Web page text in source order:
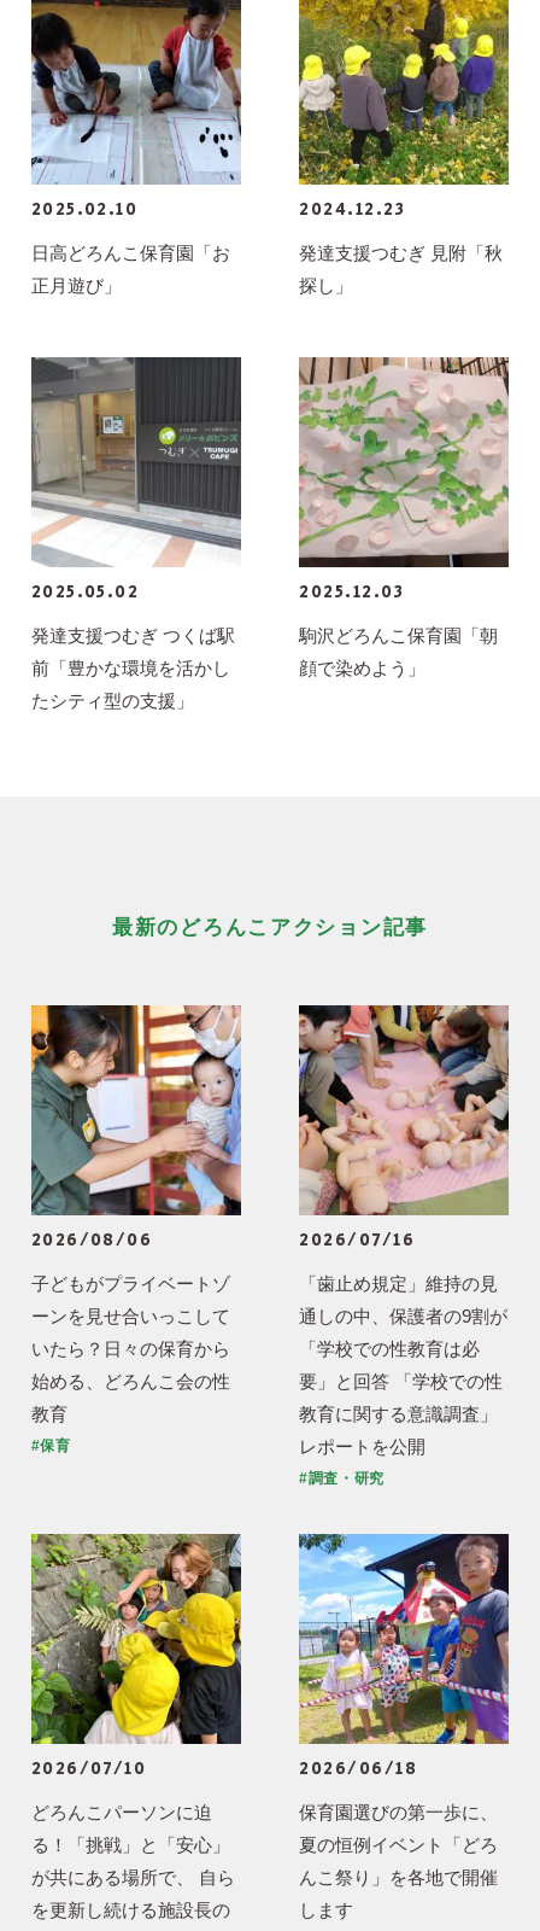
2025.02.10
日高どろんこ保育園「お
正月遊び」
2024.12.23
発達支援つむぎ 見附「秋
探し」
2025.05.02
発達支援つむぎ つくば駅
前「豊かな環境を活かし
たシティ型の支援」
2025.12.03
駒沢どろんこ保育園「朝
顔で染めよう」
最新のどろんこアクション記事
2026/08/06
子どもがプライベートゾ
ーンを見せ合いっこして
いたら？日々の保育から
始める、どろんこ会の性
教育
#保育
2026/07/16
「歯止め規定」維持の見
通しの中、保護者の9割が
「学校での性教育は必
要」と回答 「学校での性
教育に関する意識調査」
レポートを公開
#調査・研究
2026/07/10
どろんこパーソンに迫
る！「挑戦」と「安心」
が共にある場所で、 自ら
を更新し続ける施設長の
2026/06/18
保育園選びの第一歩に、
夏の恒例イベント「どろ
んこ祭り」を各地で開催
します